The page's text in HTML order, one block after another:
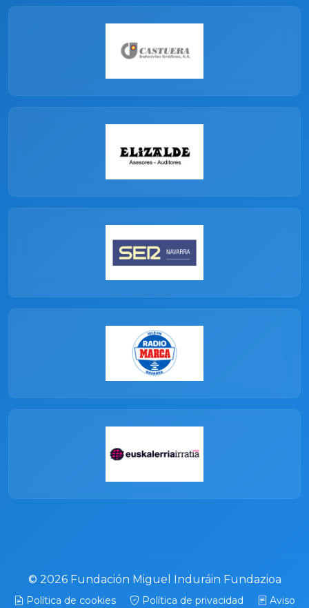
© 2026 Fundación Miguel Induráin Fundazioa
Política de cookies Política de privacidad
Aviso